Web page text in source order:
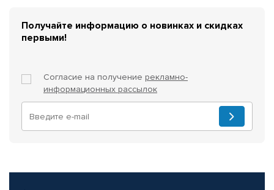
Получайте информацию о новинках и скидках
первыми!
Согласие на получение рекламно-
информационных рассылок